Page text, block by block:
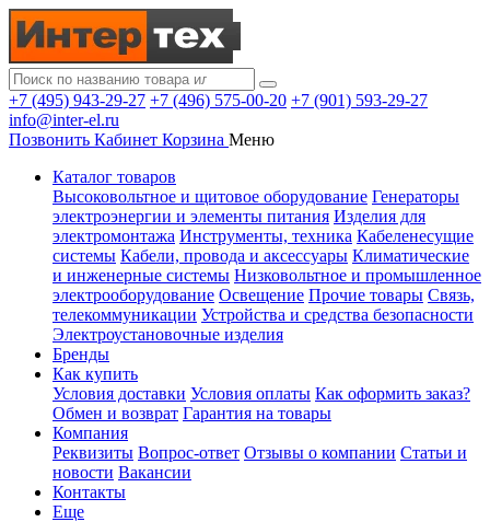
+7 (495) 943-29-27 +7 (496) 575-00-20 +7 (901) 593-29-27
info@inter-el.ru
Позвонить Кабинет Корзина Меню
Каталог товаров
Высоковольтное и щитовое оборудование Генераторы
электроэнергии и элементы питания Изделия для
электромонтажа Инструменты, техника Кабеленесущие
системы Кабели, провода и аксессуары Климатические
и инженерные системы Низковольтное и промышленное
электрооборудование Освещение Прочие товары Связь,
телекоммуникации Устройства и средства безопасности
Электроустановочные изделия
Бренды
Как купить
Условия доставки Условия оплаты Как оформить заказ?
Обмен и возврат Гарантия на товары
Компания
Реквизиты Вопрос-ответ Отзывы о компании Статьи и
новости Вакансии
Контакты
Еще